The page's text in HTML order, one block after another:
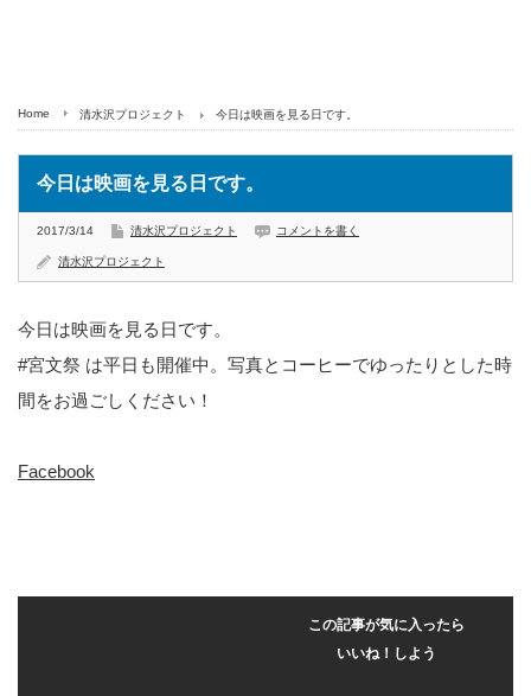
Home 清水沢プロジェクト 今日は映画を見る日です。
今日は映画を見る日です。
2017/3/14 清水沢プロジェクト コメントを書く
清水沢プロジェクト
今日は映画を見る日です。
#宮文祭 は平日も開催中。写真とコーヒーでゆったりとした時
間をお過ごしください！
Facebook
この記事が気に入ったら
いいね！しよう